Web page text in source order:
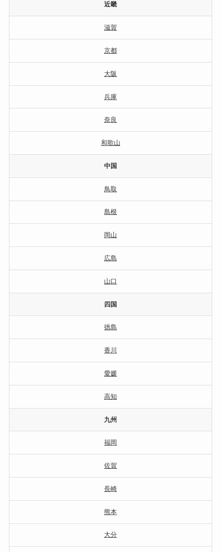
近畿
滋賀
京都
大阪
兵庫
奈良
和歌山
中国
鳥取
島根
岡山
広島
山口
四国
徳島
香川
愛媛
高知
九州
福岡
佐賀
長崎
熊本
大分